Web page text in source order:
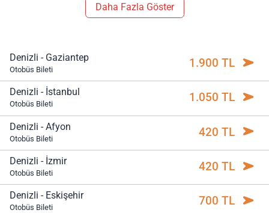
Daha Fazla Göster
Denizli - Gaziantep
Otobüs Bileti 1.900 TL
Denizli - İstanbul
Otobüs Bileti 1.050 TL
Denizli - Afyon
Otobüs Bileti 420 TL
Denizli - İzmir
Otobüs Bileti 420 TL
Denizli - Eskişehir
Otobüs Bileti 700 TL